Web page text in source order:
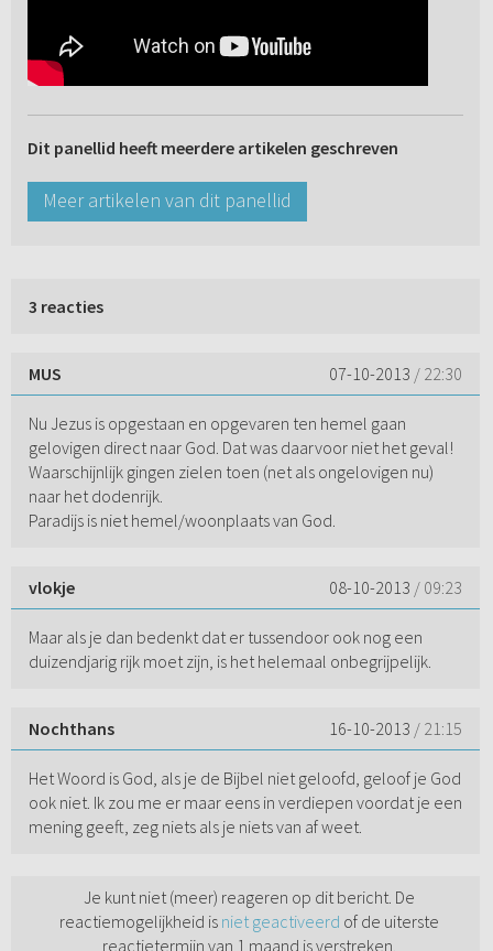
Dit panellid heeft meerdere artikelen geschreven
Meer artikelen van dit panellid
3 reacties
MUS 07-10-2013 / 22:30
Nu Jezus is opgestaan en opgevaren ten hemel gaan
gelovigen direct naar God. Dat was daarvoor niet het geval!
Waarschijnlijk gingen zielen toen (net als ongelovigen nu)
naar het dodenrijk.
Paradijs is niet hemel/woonplaats van God.
vlokje 08-10-2013 / 09:23
Maar als je dan bedenkt dat er tussendoor ook nog een
duizendjarig rijk moet zijn, is het helemaal onbegrijpelijk.
Nochthans 16-10-2013 / 21:15
Het Woord is God, als je de Bijbel niet geloofd, geloof je God
ook niet. Ik zou me er maar eens in verdiepen voordat je een
mening geeft, zeg niets als je niets van af weet.
Je kunt niet (meer) reageren op dit bericht. De
reactiemogelijkheid is niet geactiveerd of de uiterste
reactietermijn van 1 maand is verstreken.